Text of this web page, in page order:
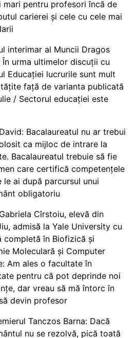
mari pentru profesori încă de
carierei și cele cu cele mai
interimar al Muncii Dragos
În urma ultimelor discuții cu
Educației lucrurile sunt mult
față de varianta publicată
/ Sectorul educației este
Bacalaureatul nu ar trebui
ca mijloc de intrare la
Bacalaureatul trebuie să fie
care certifică competențele
le ai după parcursul unui
obligatoriu
Cîrstoiu, elevă din
admisă la Yale University cu
completă în Biofizică și
Moleculară și Computer
Am ales o facultate în
pentru că pot deprinde noi
dar vreau să mă întorc în
devin profesor
Tanczos Barna: Dacă
nu se rezolvă, pică toată